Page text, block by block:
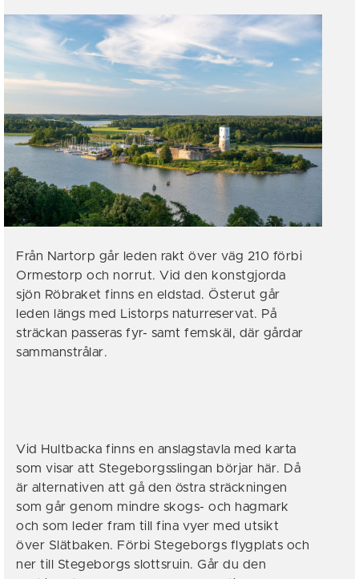
Från Nartorp går leden rakt över väg 210 förbi
Ormestorp och norrut. Vid den konstgjorda
sjön Röbraket finns en eldstad. Österut går
leden längs med Listorps naturreservat. På
sträckan passeras fyr- samt femskäl, där gårdar
sammanstrålar.
Vid Hultbacka finns en anslagstavla med karta
som visar att Stegeborgsslingan börjar här. Då
är alternativen att gå den östra sträckningen
som går genom mindre skogs- och hagmark
och som leder fram till fina vyer med utsikt
över Slätbaken. Förbi Stegeborgs flygplats och
ner till Stegeborgs slottsruin. Går du den